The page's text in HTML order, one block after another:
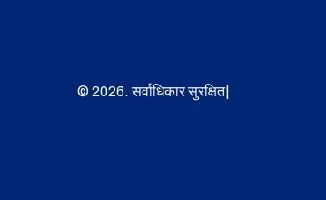
© 2026. सर्वाधिकार सुरक्षित|